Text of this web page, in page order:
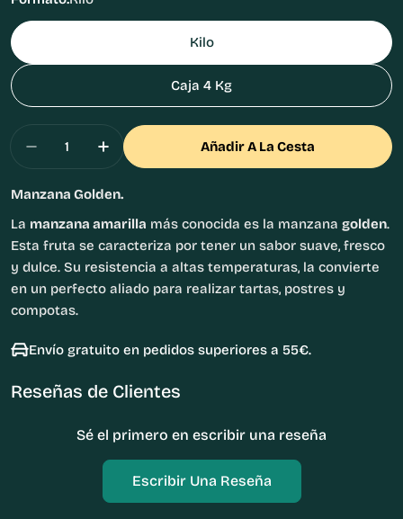
Kilo
Caja 4 Kg
Disminuir Cantidad Para Manzana Golden
Aumentar Cantidad Para Manzana
Añadir A La Cesta
Manzana Golden.
La manzana amarilla más conocida es la manzana golden.
Esta fruta se caracteriza por tener un sabor suave, fresco
y dulce. Su resistencia a altas temperaturas, la convierte
en un perfecto aliado para realizar tartas, postres y
compotas.
Envío gratuito en pedidos superiores a 55€.
Reseñas de Clientes
Sé el primero en escribir una reseña
Escribir Una Reseña